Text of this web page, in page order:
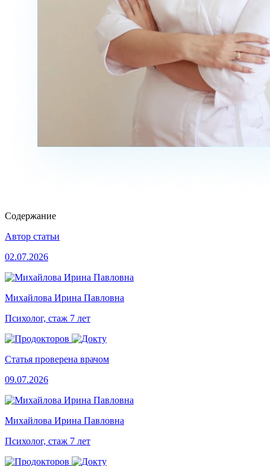
Содержание
Автор статьи
02.07.2026
Михайлова Ирина Павловна
Психолог, стаж 7 лет
Статья проверена врачом
09.07.2026
Михайлова Ирина Павловна
Психолог, стаж 7 лет